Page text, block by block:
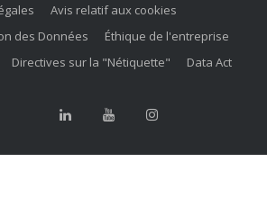
Avis relatif aux cookies
des Données
Éthique de l'entreprise
Directives sur la "Nétiquette" Data Act